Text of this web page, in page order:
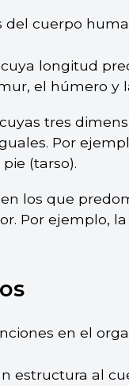
cuerpo
cuya longitud
el húmero y
tres
Por
(tarso).
en los que
Por ejemplo,
en el
estructura al